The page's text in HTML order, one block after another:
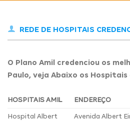
REDE DE HOSPITAIS
O Plano Amil credenciou os
Paulo, veja Abaixo os Hospitais
HOSPITAIS AMIL ENDEREÇO
Hospital Albert
Avenida Albert